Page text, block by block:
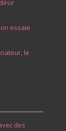
essaie
le
des